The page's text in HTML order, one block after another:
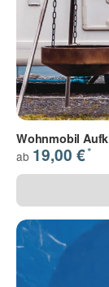
Wohnmobil
ab 19,00 €*